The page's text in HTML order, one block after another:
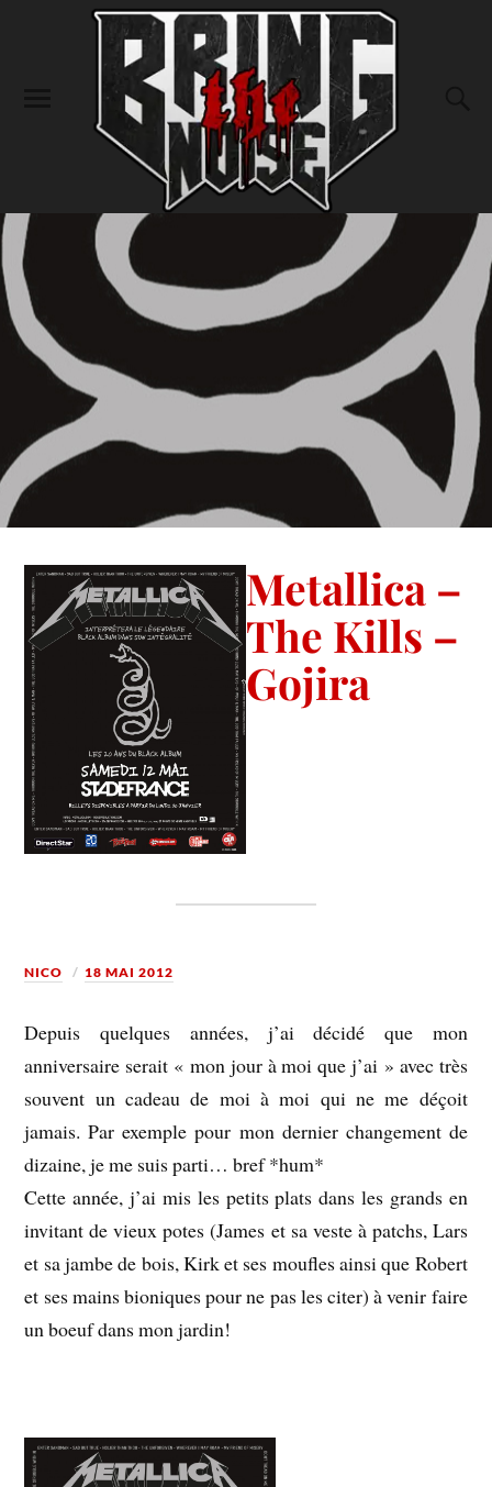
Metallica –
The Kills –
Gojira
NICO 18 MAI 2012
Depuis quelques années, j’ai décidé que mon
anniversaire serait « mon jour à moi que j’ai » avec très
souvent un cadeau de moi à moi qui ne me déçoit
jamais. Par exemple pour mon dernier changement de
dizaine, je me suis parti… bref *hum*
Cette année, j’ai mis les petits plats dans les grands en
invitant de vieux potes (James et sa veste à patchs, Lars
et sa jambe de bois, Kirk et ses moufles ainsi que Robert
et ses mains bioniques pour ne pas les citer) à venir faire
un boeuf dans mon jardin!